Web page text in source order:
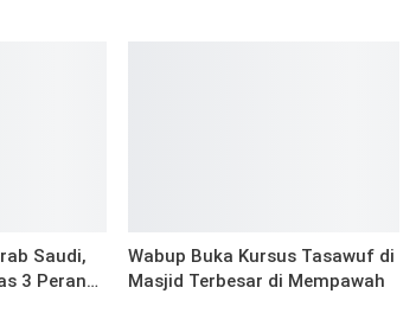
Saudi,
3 Peran…
Wabup Buka Kursus Tasawuf di
Masjid Terbesar di Mempawah